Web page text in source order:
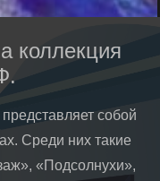
коллекция
собой
Среди них такие
«Подсолнухи»,